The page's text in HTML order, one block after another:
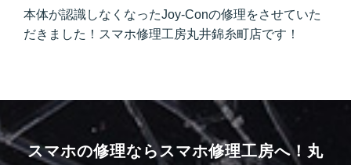
本体が認識しなくなったJoy-Conの修理をさせていた
だきました！スマホ修理工房丸井錦糸町店です！
スマホの修理ならスマホ修理工房へ！ 丸